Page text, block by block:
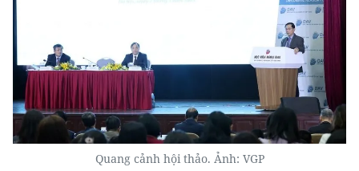
Quang cảnh hội thảo. Ảnh: VGP